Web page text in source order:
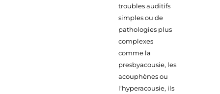
troubles auditifs
simples ou de
pathologies plus
complexes
comme la
presbyacousie, les
acouphènes ou
l’hyperacousie, ils